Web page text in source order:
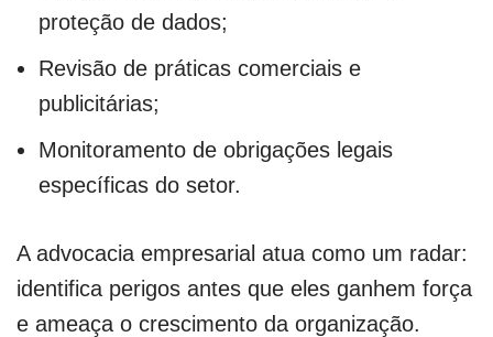
proteção de dados;
Revisão de práticas comerciais e
publicitárias;
Monitoramento de obrigações legais
específicas do setor.
A advocacia empresarial atua como um radar:
identifica perigos antes que eles ganhem força
e ameaça o crescimento da organização.